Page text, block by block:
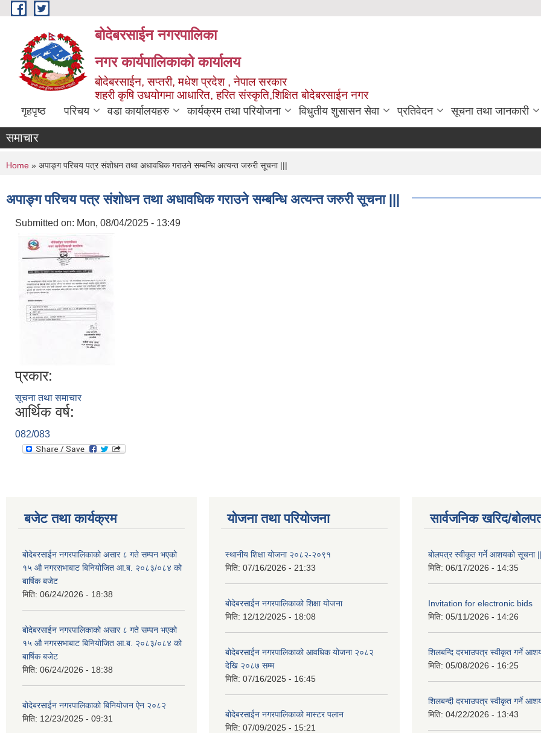
Skip to main content
बोदेबरसाईन नगरपालिका
नगर कार्यपालिकाको कार्यालय
बोदेबरसाईन, सप्तरी, मधेश प्रदेश , नेपाल सरकार
शहरी कृषि उधयोगमा आधारित, हरित संस्कृति,शिक्षित बोदेबरसाईन नगर
गृहपृष्ठ परिचय वडा कार्यालयहरु कार्यक्रम तथा परियोजना विधुतीय शुसासन सेवा प्रतिवेदन सूचना तथा जानकारी
समाचार
You are here
Home » अपाङ्ग परिचय पत्र संशोधन तथा अधावधिक गराउने सम्बन्धि अत्यन्त जरुरी सूचना |||
अपाङ्ग परिचय पत्र संशोधन तथा अधावधिक गराउने सम्बन्धि अत्यन्त जरुरी सूचना |||
Submitted on: Mon, 08/04/2025 - 13:49
प्रकार:
सूचना तथा समाचार
आर्थिक वर्ष:
082/083
बजेट तथा कार्यक्रम
बोदेबरसाईन नगरपालिकाको असार ८ गते सम्पन भएको
१५ ‍‍‍औ नगरसभाबाट बिनियोजित आ.ब. २०८३/०८४ को
बार्षिक बजेट
मिति: 06/24/2026 - 18:38
बोदेबरसाईन नगरपालिकाको असार ८ गते सम्पन भएको
१५ ‍‍‍औ नगरसभाबाट बिनियोजित आ.ब. २०८३/०८४ को
बार्षिक बजेट
मिति: 06/24/2026 - 18:38
बोदेबरसाईन नगरपालिकाको बिनियोजन ऐन २०८२
मिति: 12/23/2025 - 09:31
योजना तथा परियोजना
स्थानीय शिक्षा योजना २०८२-२०९१
मिति: 07/16/2026 - 21:33
बोदेबरसाईन नगरपालिकाको शिक्षा योजना
मिति: 12/12/2025 - 18:08
बोदेबरसाईन नगरपालिकाको आवधिक योजना २०८२
देखि २०८७ सम्म
मिति: 07/16/2025 - 16:45
बोदेबरसाईन नगरपालिकाको मास्टर पलान
मिति: 07/09/2025 - 15:21
सार्वजनिक खरिद/
बोलपत्र स्वीकूत गर्ने आशयको सूचना
मिति: 06/17/2026 - 14:35
Invitation for electronic bids
मिति: 05/11/2026 - 14:26
शिलबन्दि दरभाउपत्र स्वीकृत गर्ने
मिति: 05/08/2026 - 16:25
शिलबन्दी दरभाउपत्र स्वीकृत गर्ने
मिति: 04/22/2026 - 13:43